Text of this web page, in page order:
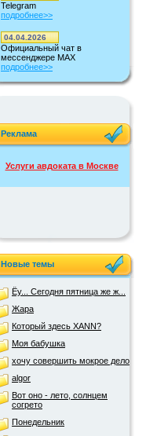
Telegram
подробнее>>
04.04.2026
Официальный чат в
мессенджере MAX
подробнее>>
Реклама
Услуги авдоката в Москве
Новые темы
Ёу... Сегодня пятница же ж...
Жара
Который здесь XANN?
Моя бабушка
хочу совершить мокрое дело
algor
Вот оно - лето, солнцем
согрето
Понедельник